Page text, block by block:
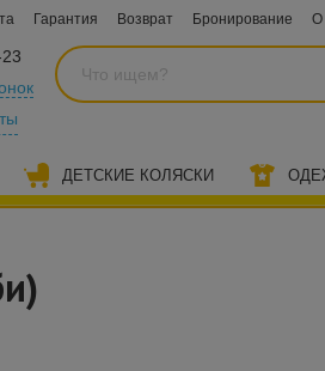
Гарантия Возврат Бронирование О
ДЕТСКИЕ КОЛЯСКИ